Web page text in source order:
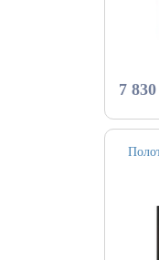
7